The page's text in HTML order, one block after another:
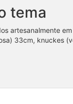
tema
artesanalmente
33cm, knuckes